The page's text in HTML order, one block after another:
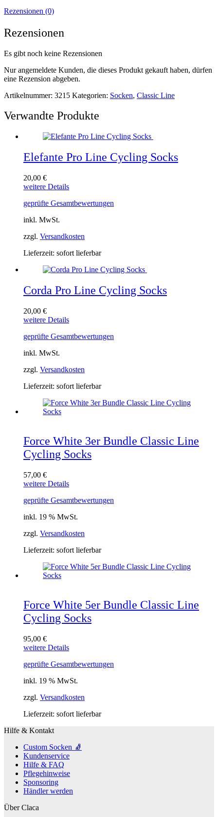
Rezensionen (0)
Rezensionen
Es gibt noch keine Rezensionen
Nur angemeldete Kunden, die dieses Produkt gekauft haben, dürfen
eine Rezension abgeben.
Artikelnummer: 3215 Kategorien: Socken, Classic Line
Verwandte Produkte
Elefante Pro Line Cycling Socks
20,00 €
weitere DetailsDieses
weist
Die
können
auf
der
gewählt
geprüfte Gesamtbewertungen
inkl. MwSt.
zzgl. Versandkosten
Lieferzeit: sofort lieferbar
Corda Pro Line Cycling Socks
20,00 €
weitere DetailsDieses
weist
Die
können
auf
der
geprüfte Gesamtbewertungen
inkl. MwSt.
zzgl. Versandkosten
Lieferzeit: sofort lieferbar
Force White 3er Bundle Classic Line
Cycling Socks
57,00 €
weitere Details
geprüfte Gesamtbewertungen
inkl. 19 % MwSt.
zzgl. Versandkosten
Lieferzeit: sofort lieferbar
Force White 5er Bundle Classic Line
Cycling Socks
95,00 €
weitere Details
geprüfte Gesamtbewertungen
inkl. 19 % MwSt.
zzgl. Versandkosten
Lieferzeit: sofort lieferbar
Hilfe & Kontakt
Custom Socken 🧦
Kundenservice
Hilfe & FAQ
Pflegehinweise
Sponsoring
Händler werden
Über Claca